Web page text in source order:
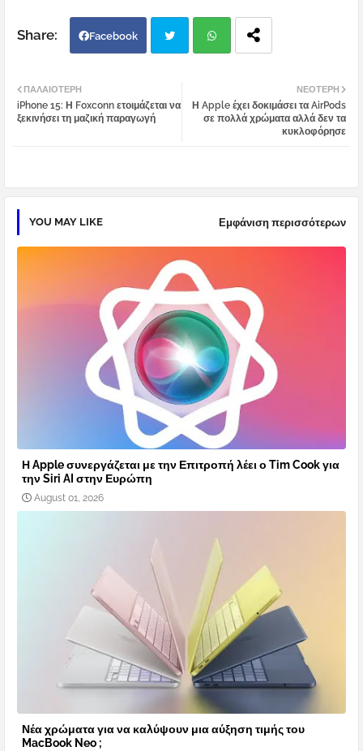
Facebook
tter atsa
ΝΕΌΤΕΡΗ
Η Apple έχει δοκιμάσει τα AirPods
σε πολλά χρώματα αλλά δεν τα
κυκλοφόρησε
ΠΑΛΑΙΌΤΕΡΗ
iPhone 15: Η Foxconn ετοιμάζεται να
ξεκινήσει τη μαζική παραγωγή
YOU MAY LIKE Εμφάνιση περισσότερων
Η Apple συνεργάζεται με την Επιτροπή λέει ο Tim Cook για
την Siri AI στην Ευρώπη
August 01, 2026
Νέα χρώματα για να καλύψουν μια αύξηση τιμής του
MacBook Neo ;